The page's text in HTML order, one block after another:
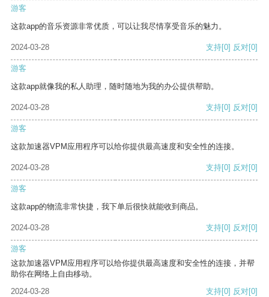
游客
这款app的音乐资源非常优质，可以让我尽情享受音乐的魅力。
2024-03-28 支持[0] 反对[0]
游客
这款app就像我的私人助理，随时随地为我的办公提供帮助。
2024-03-28 支持[0] 反对[0]
游客
这款加速器VPM应用程序可以给你提供最高速度和安全性的连接。
2024-03-28 支持[0] 反对[0]
游客
这款app的物流非常快捷，我下单后很快就能收到商品。
2024-03-28 支持[0] 反对[0]
游客
这款加速器VPM应用程序可以给你提供最高速度和安全性的连接，并帮
助你在网络上自由移动。
2024-03-28
支持[0] 反对[0]